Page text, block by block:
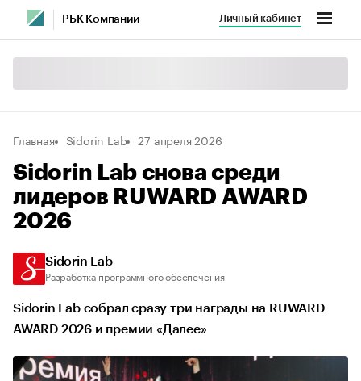
РБК Компании Личный кабинет
Главная Sidorin Lab 27 апреля 2026
Sidorin Lab снова среди
лидеров RUWARD AWARD
2026
Sidorin Lab
Разработка программного обеспечения
Sidorin Lab собрал сразу три награды на RUWARD
AWARD 2026 и премии «Далее»